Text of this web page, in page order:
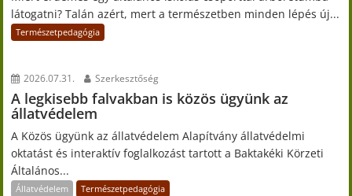
látogatni? Talán azért, mert a természetben minden lépés új...
Természetpedagógia
2026.07.31. Szerkesztőség
A legkisebb falvakban is közös ügyünk az
állatvédelem
A Közös ügyünk az állatvédelem Alapítvány állatvédelmi
oktatást és interaktív foglalkozást tartott a Baktakéki Körzeti
Általános...
Állatvédelem Természetpedagógia